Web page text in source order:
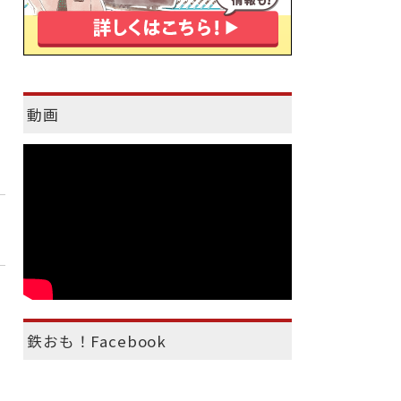
動画
鉄おも！Facebook